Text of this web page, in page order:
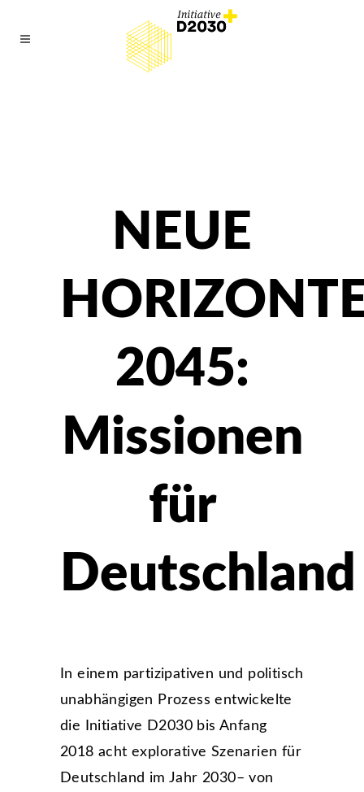
NEUE
2045:
Missionen
für
Deutschland
In einem partizipativen und politisch
unabhängigen Prozess entwickelte
die Initiative D2030 bis Anfang
2018 acht explorative Szenarien für
Deutschland im Jahr 2030– von